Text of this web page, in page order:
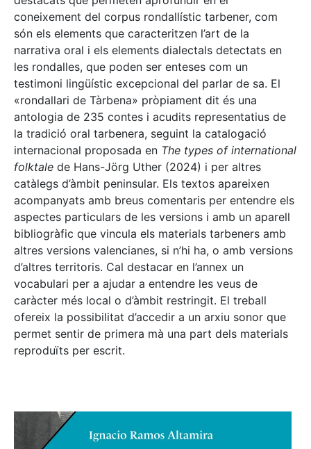
coneixement del corpus rondallístic tarbener, com
són els elements que caracteritzen l’art de la
narrativa oral i els elements dialectals detectats en
les rondalles, que poden ser enteses com un
testimoni lingüístic excepcional del parlar de sa. El
«rondallari de Tàrbena» pròpiament dit és una
antologia de 235 contes i acudits representatius de
la tradició oral tarbenera, seguint la catalogació
internacional proposada en The types of international
folktale de Hans-Jörg Uther (2024) i per altres
catàlegs d’àmbit peninsular. Els textos apareixen
acompanyats amb breus comentaris per entendre els
aspectes particulars de les versions i amb un aparell
bibliogràfic que vincula els materials tarbeners amb
altres versions valencianes, si n’hi ha, o amb versions
d’altres territoris. Cal destacar en l’annex un
vocabulari per a ajudar a entendre les veus de
caràcter més local o d’àmbit restringit. El treball
ofereix la possibilitat d’accedir a un arxiu sonor que
permet sentir de primera mà una part dels materials
reproduïts per escrit.